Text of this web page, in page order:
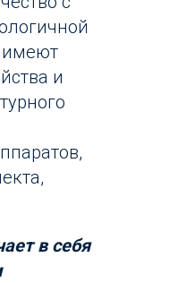
имеют
и
в себя